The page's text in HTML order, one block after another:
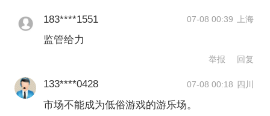
境未发生且未预计将要发生重大变化。
交易所也快速出手。6日晚，深交所通报
称，已对相关投资者采取暂停交易等监
管措施。根据媒体报道，上交所已密切
183****1551 07-08 00:39 上海
监管给力
举报 回复
133****0428 07-08 00:18 四川
市场不能成为低俗游戏的游乐场。